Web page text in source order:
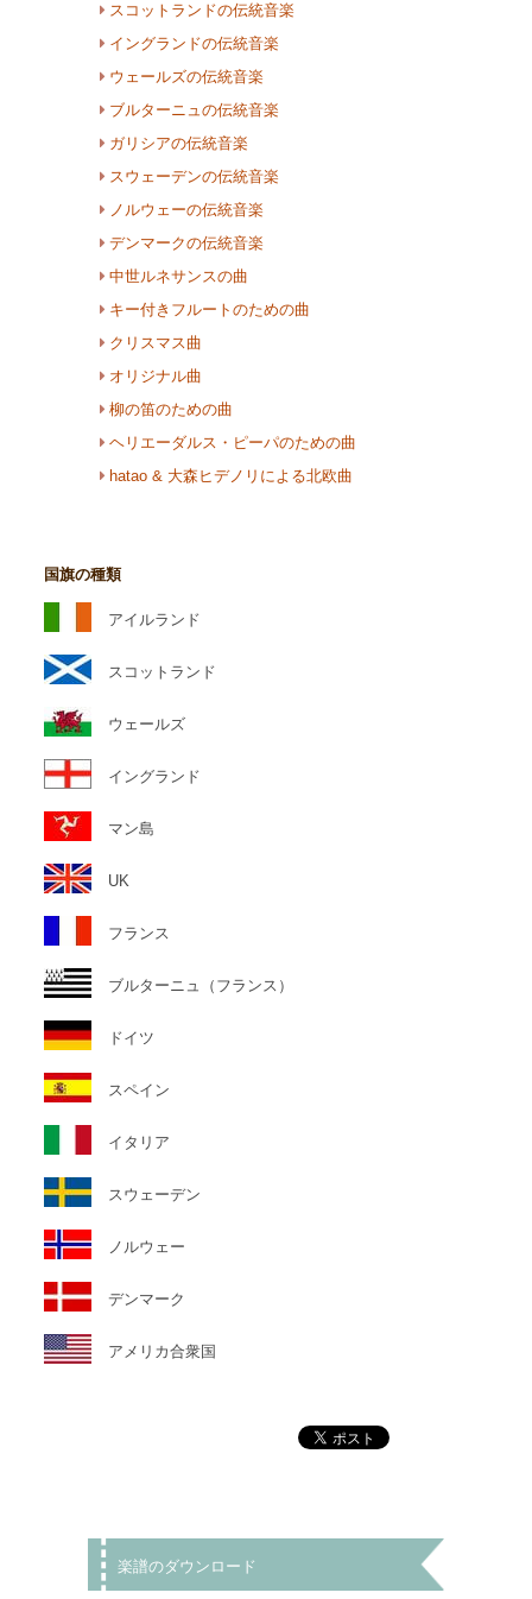
スコットランドの伝統音楽
イングランドの伝統音楽
ウェールズの伝統音楽
ブルターニュの伝統音楽
ガリシアの伝統音楽
スウェーデンの伝統音楽
ノルウェーの伝統音楽
デンマークの伝統音楽
中世ルネサンスの曲
キー付きフルートのための曲
クリスマス曲
オリジナル曲
柳の笛のための曲
ヘリエーダルス・ピーパのための曲
hatao & 大森ヒデノリによる北欧曲
国旗の種類
アイルランド
スコットランド
ウェールズ
イングランド
マン島
UK
フランス
ブルターニュ（フランス）
ドイツ
スペイン
イタリア
スウェーデン
ノルウェー
デンマーク
アメリカ合衆国
楽譜のダウンロード